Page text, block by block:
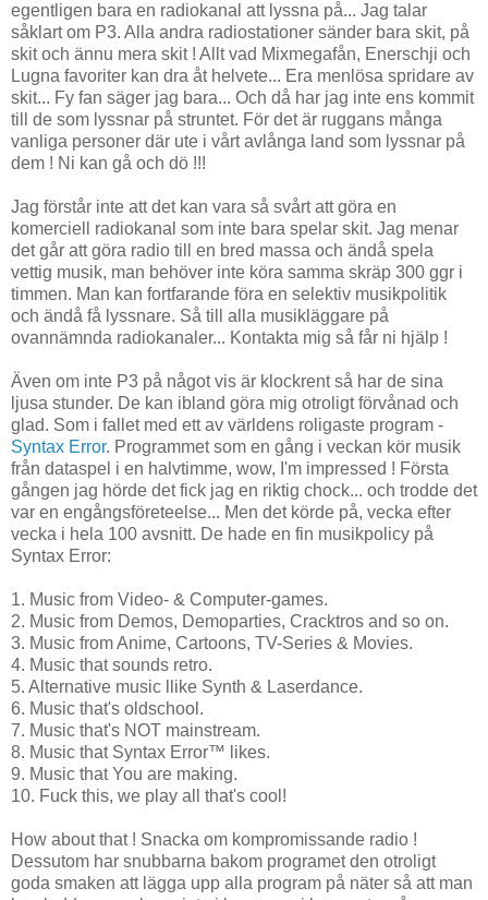
egentligen bara en radiokanal att lyssna på... Jag talar
såklart om P3. Alla andra radiostationer sänder bara skit, på
skit och ännu mera skit ! Allt vad Mixmegafån, Enerschji och
Lugna favoriter kan dra åt helvete... Era menlösa spridare av
skit... Fy fan säger jag bara... Och då har jag inte ens kommit
till de som lyssnar på struntet. För det är ruggans många
vanliga personer där ute i vårt avlånga land som lyssnar på
dem ! Ni kan gå och dö !!!
Jag förstår inte att det kan vara så svårt att göra en
komerciell radiokanal som inte bara spelar skit. Jag menar
det går att göra radio till en bred massa och ändå spela
vettig musik, man behöver inte köra samma skräp 300 ggr i
timmen. Man kan fortfarande föra en selektiv musikpolitik
och ändå få lyssnare. Så till alla musikläggare på
ovannämnda radiokanaler... Kontakta mig så får ni hjälp !
Även om inte P3 på något vis är klockrent så har de sina
ljusa stunder. De kan ibland göra mig otroligt förvånad och
glad. Som i fallet med ett av världens roligaste program -
Syntax Error. Programmet som en gång i veckan kör musik
från dataspel i en halvtimme, wow, I'm impressed ! Första
gången jag hörde det fick jag en riktig chock... och trodde det
var en engångsföreteelse... Men det körde på, vecka efter
vecka i hela 100 avsnitt. De hade en fin musikpolicy på
Syntax Error:
1. Music from Video- & Computer-games.
2. Music from Demos, Demoparties, Cracktros and so on.
3. Music from Anime, Cartoons, TV-Series & Movies.
4. Music that sounds retro.
5. Alternative music llike Synth & Laserdance.
6. Music that's oldschool.
7. Music that's NOT mainstream.
8. Music that Syntax Error™ likes.
9. Music that You are making.
10. Fuck this, we play all that's cool!
How about that ! Snacka om kompromissande radio !
Dessutom har snubbarna bakom programet den otroligt
goda smaken att lägga upp alla program på näter så att man